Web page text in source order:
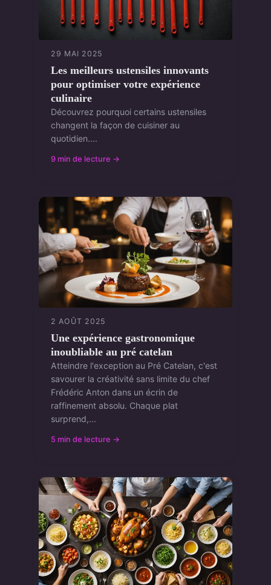
29 MAI 2025
Les meilleurs ustensiles innovants
pour optimiser votre expérience
culinaire
Découvrez pourquoi certains ustensiles
changent la façon de cuisiner au
quotidien....
9 min de lecture →
2 AOÛT 2025
Une expérience gastronomique
inoubliable au pré catelan
Atteindre l'exception au Pré Catelan, c'est
savourer la créativité sans limite du chef
Frédéric Anton dans un écrin de
raffinement absolu. Chaque plat
surprend,...
5 min de lecture →